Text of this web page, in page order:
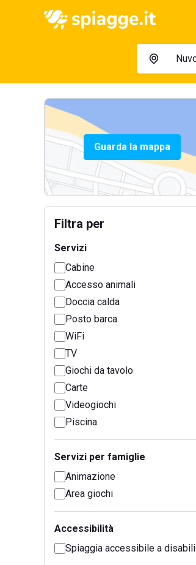
Guarda la mappa
Filtra per
Servizi
Cabine
Accesso animali
Doccia calda
Posto barca
WiFi
TV
Giochi da tavolo
Carte
Videogiochi
Piscina
Servizi per famiglie
Animazione
Area giochi
Accessibilità
Spiaggia accessibile a disabili